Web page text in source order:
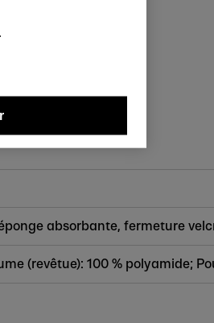
absorbante, fermeture
(revêtue): 100 % polyamide;